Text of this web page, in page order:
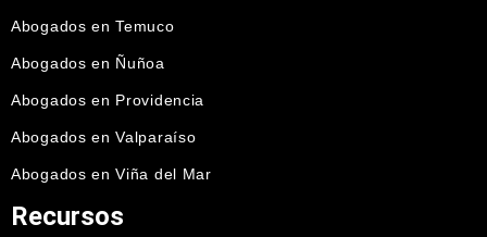
Abogados en Temuco
Abogados en Ñuñoa
Abogados en Providencia
Abogados en Valparaíso
Abogados en Viña del Mar
Recursos